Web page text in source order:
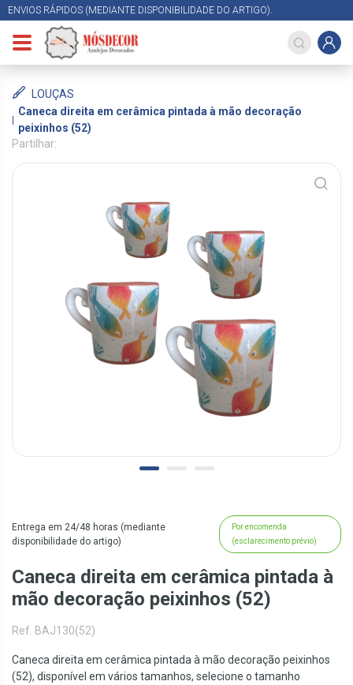
ENVIOS RÁPIDOS (MEDIANTE DISPONIBILIDADE DO ARTIGO).
LOUÇAS
Caneca direita em cerâmica pintada à mão decoração
peixinhos (52)
Partilhar:
Entrega em 24/48 horas (mediante
disponibilidade do artigo)
Por encomenda
(esclarecimento prévio)
Caneca direita em cerâmica pintada à
mão decoração peixinhos (52)
Ref. BAJ130(52)
Caneca direita em cerâmica pintada à mão decoração peixinhos
(52), disponível em vários tamanhos, selecione o tamanho